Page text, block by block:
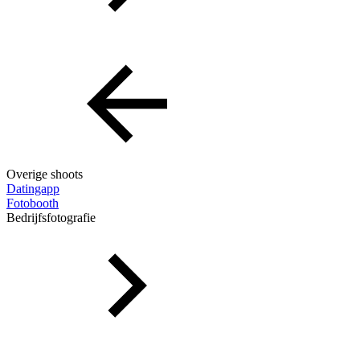
Overige shoots
Datingapp
Fotobooth
Bedrijfsfotografie